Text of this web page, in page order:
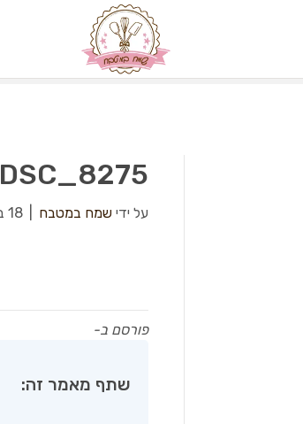
DSC_8275
על ידי שמח במטבח 18 באוגוסט 2015
פורסם ב-
שתף מאמר זה: